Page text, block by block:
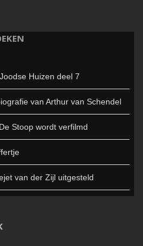
Huizen deel 7
van Arthur van Schendel
Stoop wordt verfilmd
van der Zijl uitgesteld